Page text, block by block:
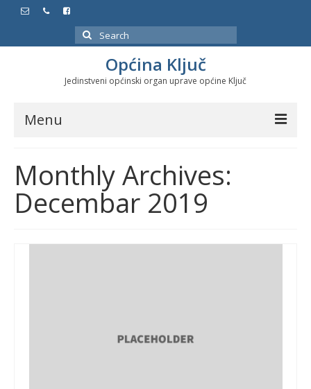
Search
for:
Općina Ključ
Jedinstveni općinski organ uprave općine Ključ
Menu
Službeni glasnici
Javne nabavke
Značajni datumi i manifestacije
Monthly Archives:
Decembar 2019